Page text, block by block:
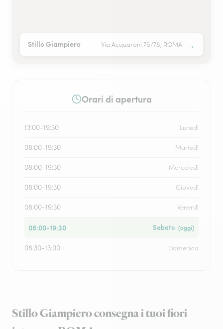
Stillo Giampiero Via Acquaroni 76/78, ROMA →
Orari di apertura
13:00-19:30 Lunedì
08:00-19:30 Martedì
08:00-19:30 Mercoledì
08:00-19:30 Giovedì
08:00-19:30 Venerdì
08:00-19:30 Sabato (oggi)
08:30-13:00 Domenica
Stillo Giampiero consegna i tuoi fiori